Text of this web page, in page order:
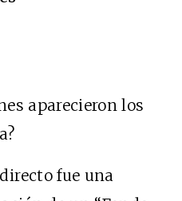
aparecieron los
fue una